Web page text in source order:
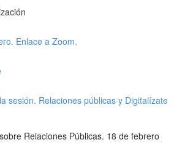
Enlace a Zoom.
sesión. Relaciones públicas y Digitalízate
Relaciones Públicas. 18 de febrero